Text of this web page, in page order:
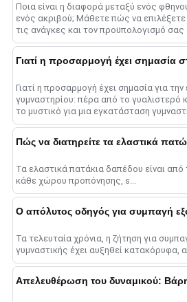
Ποια είναι η διαφορά μεταξύ ενός
ενός ακριβού; Μάθετε πώς να
τις ανάγκες και τον προϋπολογισμό σας
πρέπει να διαβάσετε!...
Γιατί η προσαρμογή έχει σημασία για
γυμναστηρίου: πέρα από το γυαλιστερό
το μυστικό για μια εγκατάσταση
μοναδικές σας ανάγκες....
Τα ελαστικά πατάκια δαπέδου είναι
κάθε χώρου προπόνησης, s...
Ο απόλυτος οδηγός για συμπαγή
Τα τελευταία χρόνια, η ζήτηση για
γυμναστικής έχει αυξηθεί κατακόρυφα,